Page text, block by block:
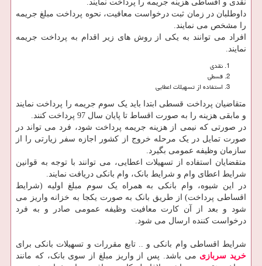
نقدی و اقساطی هزینه جریمه را پرداخت نمایند.
داوطلبان در زمان ثبت درخواست معافیت، نحوه پرداخت مبلغ جریمه
را مشخص می نمایند.
افراد می توانند به یکی از روش های زیر اقدام به پرداخت جریمه
نمایند.
نقدی
قسطی
استفاده از تسهیلات اعطایی
متقاضیان پرداخت قسطی ابتدا باید یک سوم جریمه را پرداخت نمایند
و مابقی هزینه را به صورت اقساط تا پایان سال 97 پرداخت کنند.
در صورتی که نیمی از هزینه جریمه پرداخت شود، فرد می تواند در
صورت تمایل در یک مرحله خروج از کشور اجازه سفر زیارتی را از
سازمان وظیفه عمومی بگیرد.
متقضایان استفاده از تسهیلات اعطایی، می توانند با توجه به قوانین
شرایط اعطای وام و شرایط بانک، وام بانکی دریافت نمایند.
در این شیوه، وام بانکی به همراه یک سوم مبلغ اولیه (شرایط
اقساطی پرداخت) از طریق بانک به صورت یکجا به خزانه واریز می
شود و بعد از آن کارت معافیت وظیفه عمومی صادر و به فرد
درخواست کننده ارسال می شود.
شرایط اقساطی وام بانکی و .. تابع مقررات و تسهیلات بانکی برای
خرید سربازی می باشد. پس از واریز مبلغ از سوی بانک، که مانند